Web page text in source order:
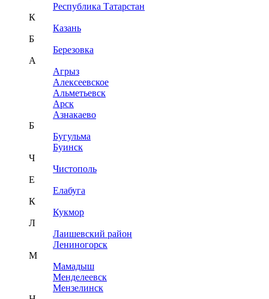
Республика Татарстан
К
Казань
Б
Березовка
А
Агрыз
Алексеевское
Альметьевск
Арск
Азнакаево
Б
Бугульма
Буинск
Ч
Чистополь
Е
Елабуга
К
Кукмор
Л
Лаишевский район
Лениногорск
М
Мамадыш
Менделеевск
Мензелинск